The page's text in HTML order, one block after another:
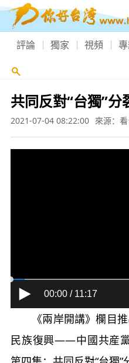
評論 獨家 視頻
共同反對“台獨”
2021-07-04 08:22:00 來源：
00:00 / 11:17
《兩岸開講》欄目推
民族復興——中國共産